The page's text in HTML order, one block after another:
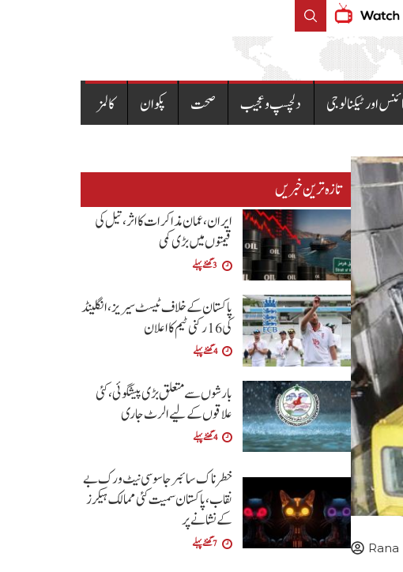
مصنوعات کی نئی قیمتوں کا نوٹیفکیشن جاری
اور ٹیکنالوجی دلچسپ و عجیب صحت پکوان کالمز
تازہ ترین خبریں
ایران، عمان مذاکرات کا اثر، تیل کی
قیمتوں میں بڑی کمی
3 گھنٹے پہلے
پاکستان کے خلاف ٹیسٹ سیریز، انگلینڈ
کی 16 رکنی ٹیم کا اعلان
4 گھنٹے پہلے
بارشوں سے متعلق بڑی پیشگوئی، کئی
علاقوں کے لیے الرٹ جاری
4 گھنٹے پہلے
خطرناک سائبر جاسوسی نیٹ ورک بے
نقاب، پاکستان سمیت کئی ممالک ہیکرز
کے نشانے پر
7 گھنٹے پہلے